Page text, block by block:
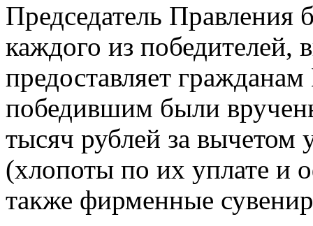
Председатель
каждого из победителей,
предоставляет
победившим были
тысяч рублей за вычетом
(хлопоты по их уплате и
также фирменные